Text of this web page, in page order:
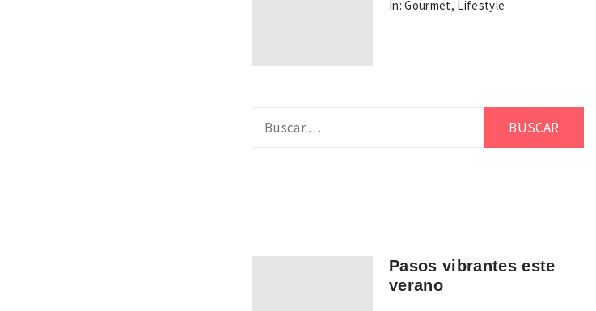
In: Gourmet, Lifestyle
Pasos vibrantes este
verano